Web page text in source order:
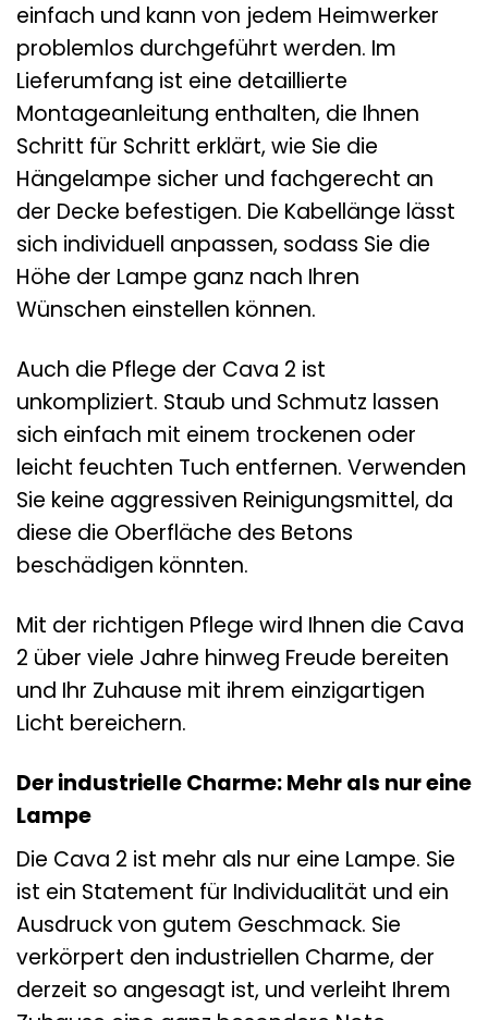
einfach und kann von jedem Heimwerker
problemlos durchgeführt werden. Im
Lieferumfang ist eine detaillierte
Montageanleitung enthalten, die Ihnen
Schritt für Schritt erklärt, wie Sie die
Hängelampe sicher und fachgerecht an
der Decke befestigen. Die Kabellänge lässt
sich individuell anpassen, sodass Sie die
Höhe der Lampe ganz nach Ihren
Wünschen einstellen können.
Auch die Pflege der Cava 2 ist
unkompliziert. Staub und Schmutz lassen
sich einfach mit einem trockenen oder
leicht feuchten Tuch entfernen. Verwenden
Sie keine aggressiven Reinigungsmittel, da
diese die Oberfläche des Betons
beschädigen könnten.
Mit der richtigen Pflege wird Ihnen die Cava
2 über viele Jahre hinweg Freude bereiten
und Ihr Zuhause mit ihrem einzigartigen
Licht bereichern.
Der industrielle Charme: Mehr als nur eine
Lampe
Die Cava 2 ist mehr als nur eine Lampe. Sie
ist ein Statement für Individualität und ein
Ausdruck von gutem Geschmack. Sie
verkörpert den industriellen Charme, der
derzeit so angesagt ist, und verleiht Ihrem